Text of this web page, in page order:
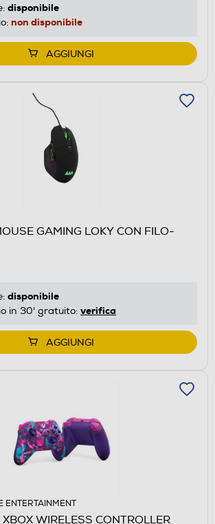
disponibile
non disponibile
AGGIUNGI
GAMING LOKY CON FILO-
disponibile
in 30' gratuito: verifica
AGGIUNGI
ENTERTAINMENT
WIRELESS CONTROLLER